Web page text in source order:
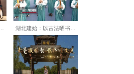
链补链
文旅、